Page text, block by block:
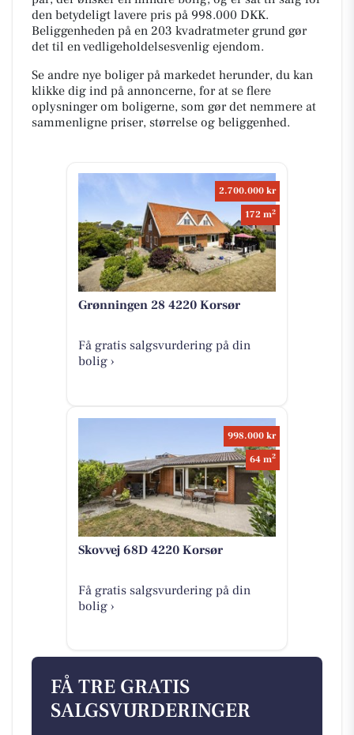
den betydeligt lavere pris på 998.000 DKK.
Beliggenheden på en 203 kvadratmeter grund gør
det til en vedligeholdelsesvenlig ejendom.
Se andre nye boliger på markedet herunder, du kan
klikke dig ind på annoncerne, for at se flere
oplysninger om boligerne, som gør det nemmere at
sammenligne priser, størrelse og beliggenhed.
2.700.000 kr
172 m2
Grønningen 28 4220 Korsør
Få gratis salgsvurdering på din
bolig ›
998.000 kr
64 m2
Skovvej 68D 4220 Korsør
Få gratis salgsvurdering på din
bolig ›
FÅ TRE GRATIS
SALGSVURDERINGER